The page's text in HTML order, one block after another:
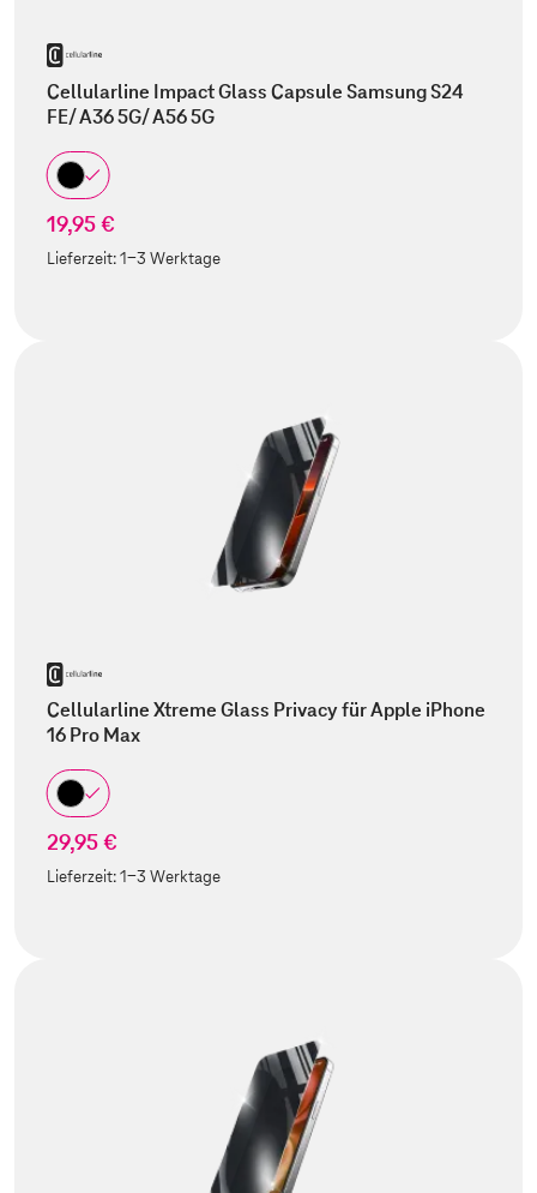
Cellularline Impact Glass Capsule Samsung S24
FE/ A36 5G/ A56 5G
19,95 €
Lieferzeit:1-3 Werktage
Cellularline Xtreme Glass Privacy für Apple iPhone
16 Pro Max
29,95 €
Lieferzeit:1-3 Werktage